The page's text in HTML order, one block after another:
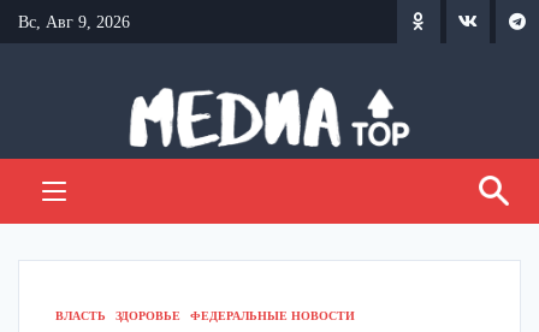
Перейти
к
Вс, Авг 9, 2026
ВЛАСТЬ ЗДОРОВЬЕ ФЕДЕРАЛЬНЫЕ НОВОСТИ